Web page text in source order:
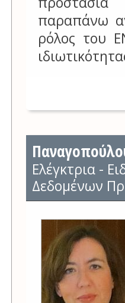
παραπάνω
ρόλος του
Ελέγκτρια -
Δεδομένων